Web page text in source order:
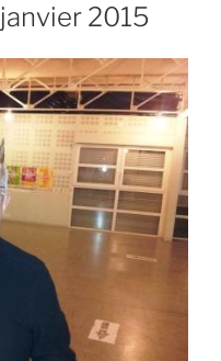
2015